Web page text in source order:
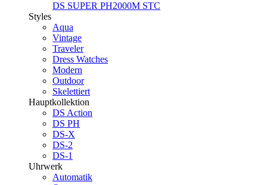
DS SUPER PH2000M STC
Styles
Aqua
Vintage
Traveler
Dress Watches
Modern
Outdoor
Skelettiert
Hauptkollektion
DS Action
DS PH
DS-X
DS-2
DS-1
Uhrwerk
Automatik